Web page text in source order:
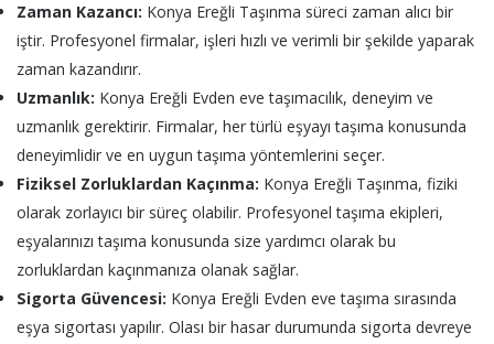
Zaman Kazancı: Konya Ereğli Taşınma süreci zaman alıcı bir
iştir. Profesyonel firmalar, işleri hızlı ve verimli bir şekilde yaparak
zaman kazandırır.
Uzmanlık: Konya Ereğli Evden eve taşımacılık, deneyim ve
uzmanlık gerektirir. Firmalar, her türlü eşyayı taşıma konusunda
deneyimlidir ve en uygun taşıma yöntemlerini seçer.
Fiziksel Zorluklardan Kaçınma: Konya Ereğli Taşınma, fiziki
olarak zorlayıcı bir süreç olabilir. Profesyonel taşıma ekipleri,
eşyalarınızı taşıma konusunda size yardımcı olarak bu
zorluklardan kaçınmanıza olanak sağlar.
Sigorta Güvencesi: Konya Ereğli Evden eve taşıma sırasında
eşya sigortası yapılır. Olası bir hasar durumunda sigorta devreye